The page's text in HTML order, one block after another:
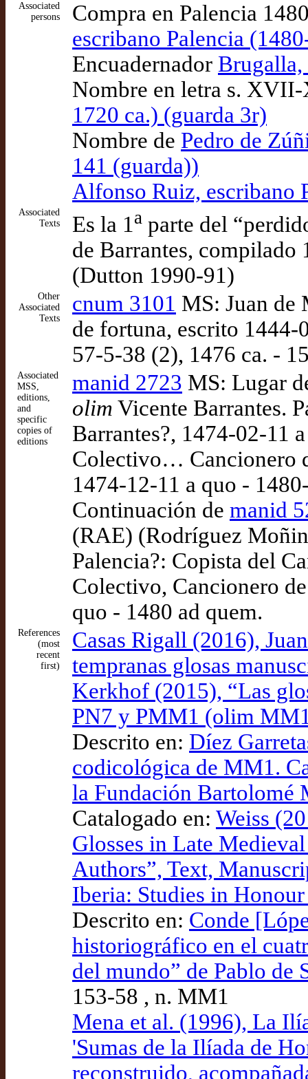
Associated
persons
Compra en Palencia
escribano Palencia
Encuadernador Brugalla,
Nombre en letra s.
1720 ca.) (guarda 3r)
Nombre de Pedro de
141 (guarda))
Alfonso Ruiz, escribano
Associated
Texts
Es la 1 a parte del
de Barrantes, compilado
(Dutton 1990-91)
Other
Associated
Texts
cnum 3101 MS: Juan
de fortuna, escrito
57-5-38 (2), 1476 ca. -
Associated
MSS,
editions,
and
specific
copies of
editions
manid 2723 MS: Lugar
olim Vicente Barrantes.
Barrantes?, 1474-02-11
Colectivo… Cancionero
1474-12-11 a quo -
Continuación de manid
(RAE) (Rodríguez
Palencia?: Copista del
Colectivo, Cancionero
quo - 1480 ad quem.
References
(most
recent
first)
Casas Rigall (2016),
tempranas glosas
Kerkhof (2015), “Las
PN7 y PMM1 (olim
Descrito en: Díez
codicológica de MM1.
la Fundación Bartolomé
Catalogado en: Weiss
Glosses in Late
Authors”, Text,
Iberia: Studies in
Descrito en: Conde
historiográfico en el
del mundo” de Pablo
153-58 , n. MM1
Mena et al. (1996), La
'Sumas de la Ilíada de
reconstruido,